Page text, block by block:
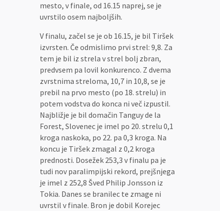
mesto, v finale, od 16.15 naprej, se je
uvrstilo osem najboljših.
V finalu, začel se je ob 16.15, je bil Tiršek
izvrsten. Če odmislimo prvi strel: 9,8. Za
tem je bil iz strela v strel bolj zbran,
predvsem pa lovil konkurenco. Z dvema
zvrstnima streloma, 10,7 in 10,8, se je
prebil na prvo mesto (po 18. strelu) in
potem vodstva do konca ni več izpustil.
Najbližje je bil domačin Tanguy de la
Forest, Slovenec je imel po 20. strelu 0,1
kroga naskoka, po 22. pa 0,3 kroga. Na
koncu je Tiršek zmagal z 0,2 kroga
prednosti. Dosežek 253,3 v finalu pa je
tudi nov paralimpijski rekord, prejšnjega
je imel z 252,8 Šved Philip Jonsson iz
Tokia. Danes se branilec te zmage ni
uvrstil v finale. Bron je dobil Korejec